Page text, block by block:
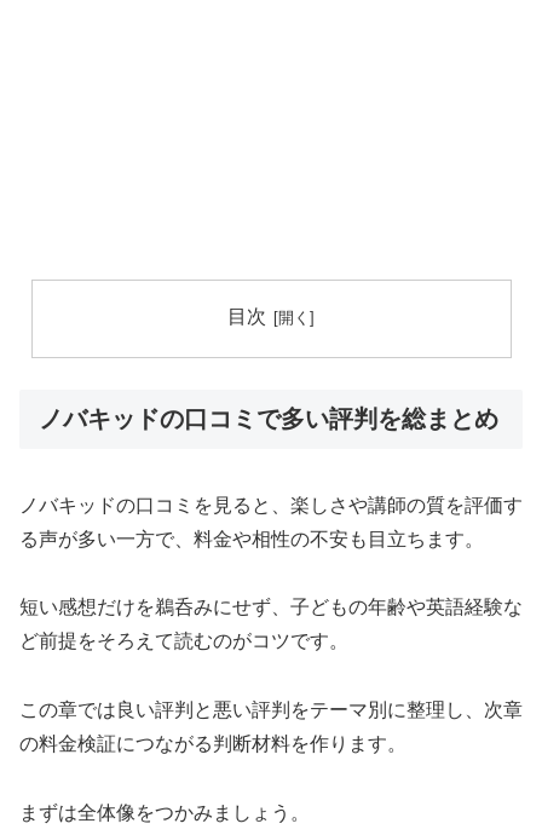
目次
ノバキッドの口コミで多い評判を総まとめ
ノバキッドの口コミを見ると、楽しさや講師の質を評価す
る声が多い一方で、料金や相性の不安も目立ちます。
短い感想だけを鵜呑みにせず、子どもの年齢や英語経験な
ど前提をそろえて読むのがコツです。
この章では良い評判と悪い評判をテーマ別に整理し、次章
の料金検証につながる判断材料を作ります。
まずは全体像をつかみましょう。